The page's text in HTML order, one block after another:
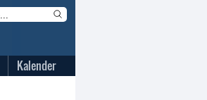
Kalender